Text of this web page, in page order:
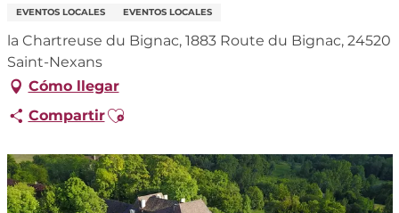
EVENTOS LOCALES EVENTOS LOCALES
la Chartreuse du Bignac, 1883 Route du Bignac, 24520
Saint-Nexans
Cómo llegar
CompartirAjouter aux favoris